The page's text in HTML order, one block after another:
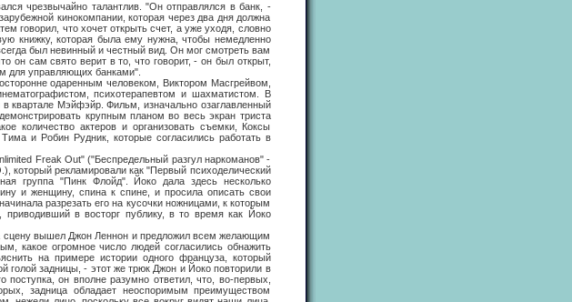
чрезвычайно талантлив. "Он отправлялся в банк, -
кинокомпании, которая через два дня должна
говорил, что хочет открыть счет, а уже уходя, словно
книжку, которая была ему нужна, чтобы немедленно
был невинный и честный вид. Он мог смотреть вам
он сам свято верит в то, что говорит, - он был открыт,
для управляющих банками".
одаренным человеком, Виктором Масгрейвом,
психотерапевтом и шахматистом. В
квартале Мэйфэйр. Фильм, изначально озаглавленный
крупным планом во весь экран триста
количество актеров и организовать съемки, Коксы
и Робин Рудник, которые согласились работать в
Freak Out" ("Беспредельный разгул наркоманов" -
который рекламировали как "Первый психоделический
группа "Пинк Флойд". Йоко дала здесь несколько
и женщину, спина к спине, и просила описать свои
разрезать его на кусочки ножницами, к которым
в восторг публику, в то время как Йоко
вышел Джон Леннон и предложил всем желающим
какое огромное число людей согласились обнажить
на примере истории одного француза, который
задницы, - этот же трюк Джон и Йоко повторили в
он вполне разумно ответил, что, во-первых,
задница обладает неоспоримым преимуществом